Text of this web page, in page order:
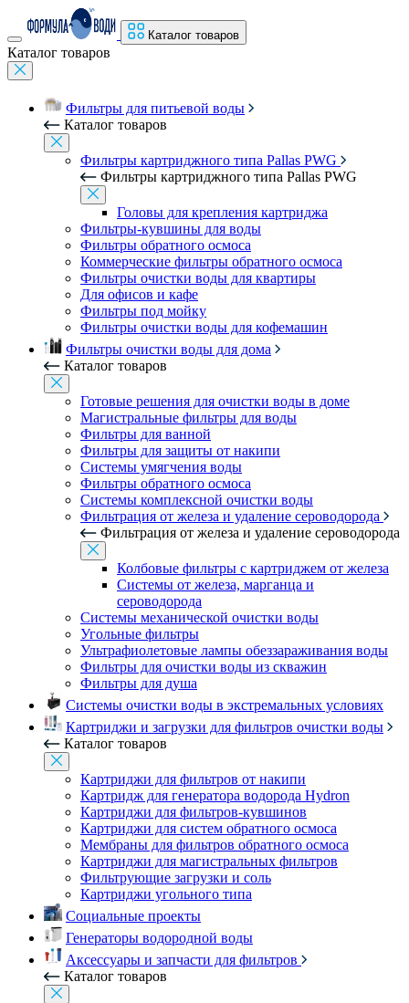
Каталог товаров
Каталог товаров
Фильтры для питьевой воды
Каталог товаров
Фильтры картриджного типа Pallas PWG
Фильтры картриджного типа Pallas PWG
Головы для крепления картриджа
Фильтры-кувшины для воды
Фильтры обратного осмоса
Коммерческие фильтры обратного осмоса
Фильтры очистки воды для квартиры
Для офисов и кафе
Фильтры под мойку
Фильтры очистки воды для кофемашин
Фильтры очистки воды для дома
Каталог товаров
Готовые решения для очистки воды в доме
Магистральные фильтры для воды
Фильтры для ванной
Фильтры для защиты от накипи
Системы умягчения воды
Фильтры обратного осмоса
Системы комплексной очистки воды
Фильтрация от железа и удаление сероводорода
Фильтрация от железа и удаление сероводорода
Колбовые фильтры с картриджем от железа
Системы от железа, марганца и
сероводорода
Системы механической очистки воды
Угольные фильтры
Ультрафиолетовые лампы обеззараживания воды
Фильтры для очистки воды из скважин
Фильтры для душа
Системы очистки воды в экстремальных условиях
Картриджи и загрузки для фильтров очистки воды
Каталог товаров
Картриджи для фильтров от накипи
Картридж для генератора водорода Hydron
Картриджи для фильтров-кувшинов
Картриджи для систем обратного осмоса
Мембраны для фильтров обратного осмоса
Картриджи для магистральных фильтров
Фильтрующие загрузки и соль
Картриджи угольного типа
Социальные проекты
Генераторы водородной воды
Аксессуары и запчасти для фильтров
Каталог товаров